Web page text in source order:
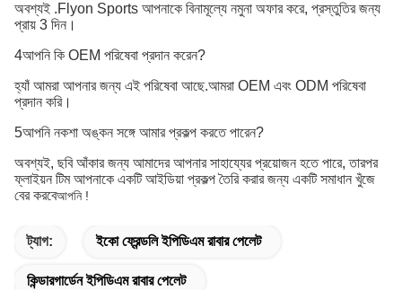
অবশ্যই .Flyon Sports আপনাকে বিনামূল্যে নমুনা অফার করে, প্রস্তুতির জন্য
প্রায় 3 দিন।
4আপনি কি OEM পরিষেবা প্রদান করেন?
হ্যাঁ আমরা আপনার জন্য এই পরিষেবা আছে.আমরা OEM এবং ODM পরিষেবা
প্রদান করি।
5আপনি নকশা অঙ্কন সঙ্গে আমার প্রকল্প করতে পারেন?
অবশ্যই, ছবি আঁকার জন্য আমাদের আপনার সাহায্যের প্রয়োজন হতে পারে, তারপর
ফ্লাইয়ন টিম আপনাকে একটি আইডিয়া প্রকল্প তৈরি করার জন্য একটি সমাধান খুঁজে
বের করবেআপনি !
ট্যাগ: ইকো ফ্রেন্ডলি ইপিডিএম রাবার পেলেট
কিন্ডারগার্ডেন ইপিডিএম রাবার পেলেট